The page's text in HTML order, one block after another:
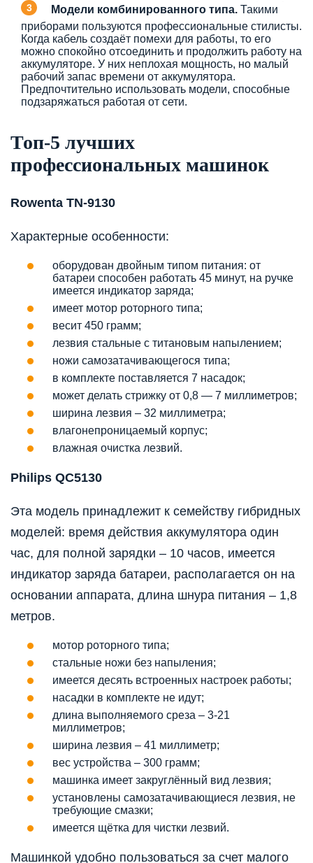
Модели комбинированного типа. Такими
приборами пользуются профессиональные стилисты.
Когда кабель создаёт помехи для работы, то его
можно спокойно отсоединить и продолжить работу на
аккумуляторе. У них неплохая мощность, но малый
рабочий запас времени от аккумулятора.
Предпочтительно использовать модели, способные
подзаряжаться работая от сети.
Топ-5 лучших
профессиональных машинок
Rowenta TN-9130
Характерные особенности:
оборудован двойным типом питания: от
батареи способен работать 45 минут, на ручке
имеется индикатор заряда;
имеет мотор роторного типа;
весит 450 грамм;
лезвия стальные с титановым напылением;
ножи самозатачивающегося типа;
в комплекте поставляется 7 насадок;
может делать стрижку от 0,8 — 7 миллиметров;
ширина лезвия – 32 миллиметра;
влагонепроницаемый корпус;
влажная очистка лезвий.
Philips QC5130
Эта модель принадлежит к семейству гибридных
моделей: время действия аккумулятора один
час, для полной зарядки – 10 часов, имеется
индикатор заряда батареи, располагается он на
основании аппарата, длина шнура питания – 1,8
метров.
мотор роторного типа;
стальные ножи без напыления;
имеется десять встроенных настроек работы;
насадки в комплекте не идут;
длина выполняемого среза – 3-21
миллиметров;
ширина лезвия – 41 миллиметр;
вес устройства – 300 грамм;
машинка имеет закруглённый вид лезвия;
установлены самозатачивающиеся лезвия, не
требующие смазки;
имеется щётка для чистки лезвий.
Машинкой удобно пользоваться за счет малого